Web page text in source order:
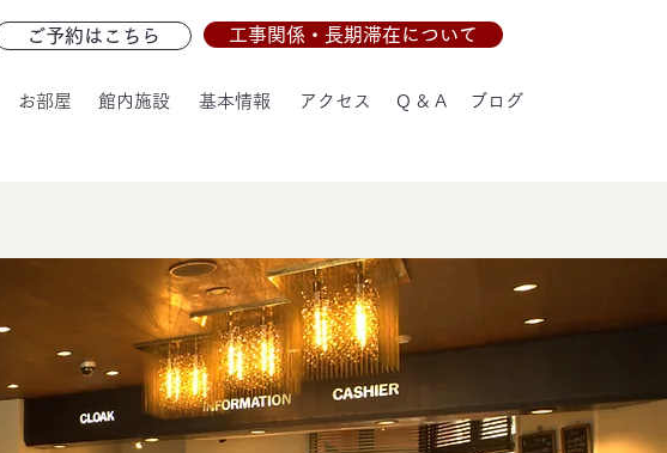
ご予約はこちら 工事関係・長期滞在について
お部屋 館内施設 基本情報 アクセス Q & A ブログ